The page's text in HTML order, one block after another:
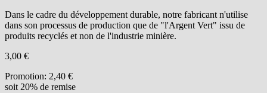
Dans le cadre du développement durable, notre fabricant n'utilise
dans son processus de production que de "l'Argent Vert" issu de
produits recyclés et non de l'industrie minière.
3,00 €
Promotion: 2,40 €
soit 20% de remise